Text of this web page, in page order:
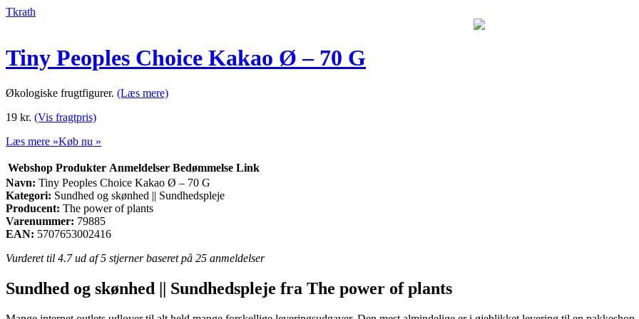
Tkrath
Tiny Peoples Choice Kakao Ø – 70 G
Økologiske frugtfigurer. (Læs mere)
19 kr. (Vis fragtpris)
Læs mere »Køb nu »
Webshop Produkter Anmeldelser Bedømmelse Link
Navn: Tiny Peoples Choice Kakao Ø – 70 G
Kategori: Sundhed og skønhed || Sundhedspleje
Producent: The power of plants
Varenummer: 79885
EAN: 5707653002416
Vurderet til 4.7ud af 5 stjerner baseret på 25 anmeldelser
Sundhed og skønhed || Sundhedspleje fra The power of plants